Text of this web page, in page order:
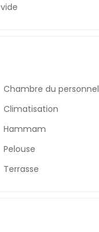
vide
Chambre du personnel
Climatisation
Hammam
Pelouse
Terrasse